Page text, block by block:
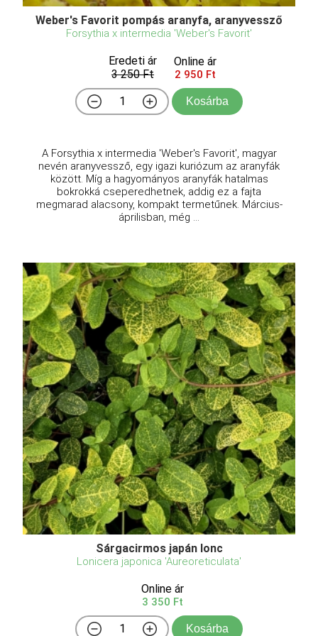
Weber's Favorit pompás aranyfa, aranyvessző
Forsythia x intermedia 'Weber's Favorit'
Eredeti ár
3 250 Ft
Online ár
2 950 Ft
Kosárba
A Forsythia x intermedia 'Weber's Favorit', magyar
nevén aranyvessző, egy igazi kuriózum az aranyfák
között. Míg a hagyományos aranyfák hatalmas
bokrokká cseperedhetnek, addig ez a fajta
megmarad alacsony, kompakt termetűnek. Március-
áprilisban, még ...
Sárgacirmos japán lonc
Lonicera japonica 'Aureoreticulata'
Online ár
3 350 Ft
Kosárba